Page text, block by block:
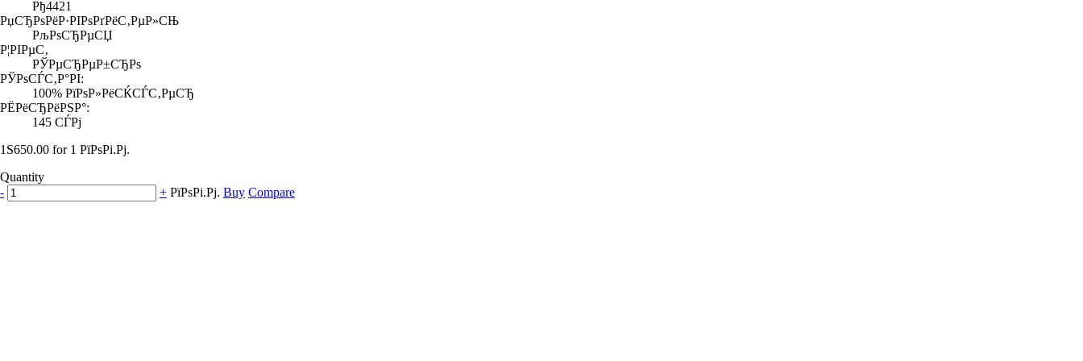
Рђ4421
РџСЂРѕРёР·РІРѕРґРёС‚РµР»СЊ
РљРѕСЂРµСЏ
Р¦РІРµС‚
РЎРµСЂРµР±СЂРѕ
РЎРѕСЃС‚Р°РІ:
100% РїРѕР»РёСЌСЃС‚РµСЂ
РЁРёСЂРёРЅР°:
145 СЃРј
1S650.00 for 1 РїРѕРі.Рј.
Quantity
-
+ РїРѕРі.Рј. Buy Compare